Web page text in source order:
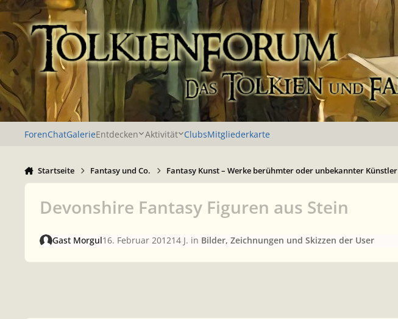
Zu Inhalt springen
ForenChatGalerieEntdecken Aktivität ClubsMitgliederkarte
Startseite Fantasy und Co. Fantasy Kunst – Werke berühmter oder unbekannter Künstler
Devonshire Fantasy Figuren aus Stein
Gast Morgul16. Februar 201214 J. in Bilder, Zeichnungen und Skizzen der User